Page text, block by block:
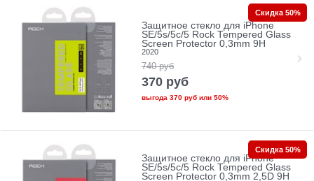
Защитное стекло для iPhone
SE/5s/5с/5 Rock Tempered Glass
Screen Protector 0,3mm 9H
2020
740 руб
370 руб
выгода 370 рубили 50%
Скидка 50%
Защитное стекло для iPhone
SE/5s/5с/5 Rock Tempered Glass
Screen Protector 0,3mm 2,5D 9H
Скидка 50%